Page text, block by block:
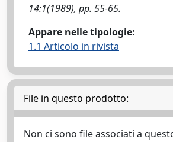
14:1(1989), pp. 55-65.
Appare nelle tipologie:
1.1 Articolo in rivista
File in questo prodotto:
Non ci sono file associati a